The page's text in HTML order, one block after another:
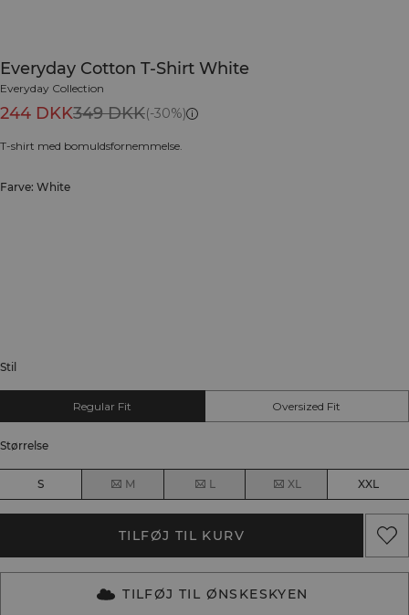
Everyday Cotton T-Shirt White
Everyday Collection
244 DKK349 DKK(-30%)
T-shirt med bomuldsfornemmelse.
Farve: White
Stil
Regular Fit Oversized Fit
Størrelse
S M L XL XXL
TILFØJ TIL KURV
TILFØJ TIL ØNSKESKYEN